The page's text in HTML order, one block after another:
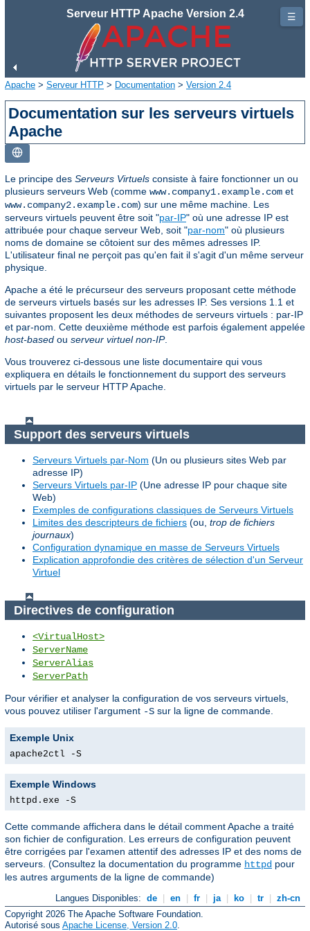
Serveur HTTP Apache Version 2.4
Apache > Serveur HTTP > Documentation > Version 2.4
Documentation sur les serveurs virtuels
Apache
Le principe des Serveurs Virtuels consiste à faire fonctionner un ou
plusieurs serveurs Web (comme www.company1.example.com et
www.company2.example.com) sur une même machine. Les
serveurs virtuels peuvent être soit "par-IP" où une adresse IP est
attribuée pour chaque serveur Web, soit "par-nom" où plusieurs
noms de domaine se côtoient sur des mêmes adresses IP.
L'utilisateur final ne perçoit pas qu'en fait il s'agit d'un même serveur
physique.
Apache a été le précurseur des serveurs proposant cette méthode
de serveurs virtuels basés sur les adresses IP. Ses versions 1.1 et
suivantes proposent les deux méthodes de serveurs virtuels : par-IP
et par-nom. Cette deuxième méthode est parfois également appelée
host-based ou serveur virtuel non-IP.
Vous trouverez ci-dessous une liste documentaire qui vous
expliquera en détails le fonctionnement du support des serveurs
virtuels par le serveur HTTP Apache.
Support des serveurs virtuels
Serveurs Virtuels par-Nom (Un ou plusieurs sites Web par
adresse IP)
Serveurs Virtuels par-IP (Une adresse IP pour chaque site
Web)
Exemples de configurations classiques de Serveurs Virtuels
Limites des descripteurs de fichiers (ou, trop de fichiers
journaux)
Configuration dynamique en masse de Serveurs Virtuels
Explication approfondie des critères de sélection d'un Serveur
Virtuel
Directives de configuration
<VirtualHost>
ServerName
ServerAlias
ServerPath
Pour vérifier et analyser la configuration de vos serveurs virtuels,
vous pouvez utiliser l'argument -S sur la ligne de commande.
Exemple Unix
apache2ctl -S
Exemple Windows
httpd.exe -S
Cette commande affichera dans le détail comment Apache a traité
son fichier de configuration. Les erreurs de configuration peuvent
être corrigées par l'examen attentif des adresses IP et des noms de
serveurs. (Consultez la documentation du programme httpd pour
les autres arguments de la ligne de commande)
Langues Disponibles: de en fr ja ko tr
zh-cn
Copyright 2026 The Apache Software Foundation.
Autorisé sous Apache License, Version 2.0
☰